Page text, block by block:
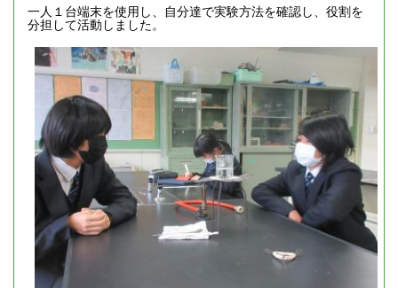
一人１台端末を使用し、自分達で実験方法を確認し、役割を
分担して活動しました。